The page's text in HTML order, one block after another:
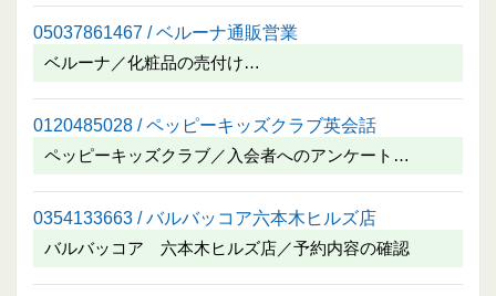
05037861467 / ベルーナ通販営業
ベルーナ／化粧品の売付け…
0120485028 / ペッピーキッズクラブ英会話
ペッピーキッズクラブ／入会者へのアンケート…
0354133663 / バルバッコア六本木ヒルズ店
バルバッコア 六本木ヒルズ店／予約内容の確認